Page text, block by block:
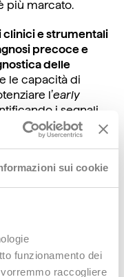
sui cookie
funzionamento dei
raccogliere
più marcato.
clinici e strumentali
precoce e
delle
le capacità di
l’early
i segnali
neuronale
tramite interventi
di
insieme al
(CNR) – con gli
l’Innovazione
e Reti ad Alte